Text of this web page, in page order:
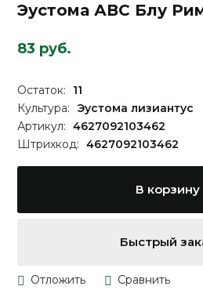
Эустома АВС Блу
83 руб.
Остаток:
11
Культура:
Эустома лизиантус
Артикул: 4627092103462
Штрихкод: 4627092103462
В корзину
Быстрый